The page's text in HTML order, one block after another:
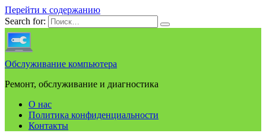
Перейти к содержанию
Search for:
Обслуживание компьютера
Ремонт, обслуживание и диагностика
О нас
Политика конфиденциальности
Контакты